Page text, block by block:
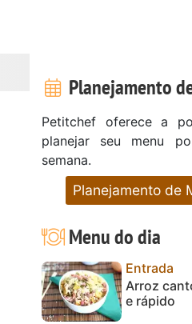
Planejamento
Petitchef oferece a
planejar seu menu
semana.
Planejamento de
Menu do dia
Entrada
Arroz
e rápido